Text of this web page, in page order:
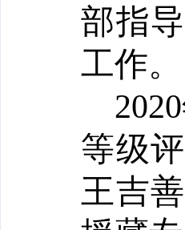
部指
工作。
2020
等级
王吉